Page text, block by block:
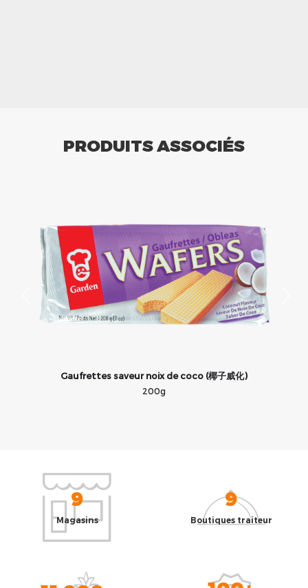
PRODUITS ASSOCIÉS
Gaufrettes saveur noix de coco (椰子威化)
200g
9
Magasins
9
Boutiques traiteur